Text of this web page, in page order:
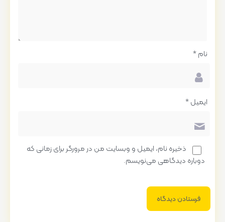
نام*
ایمیل*
ذخیره نام، ایمیل و وبسایت من در مرورگر برای زمانی که
دوباره دیدگاهی می‌نویسم.